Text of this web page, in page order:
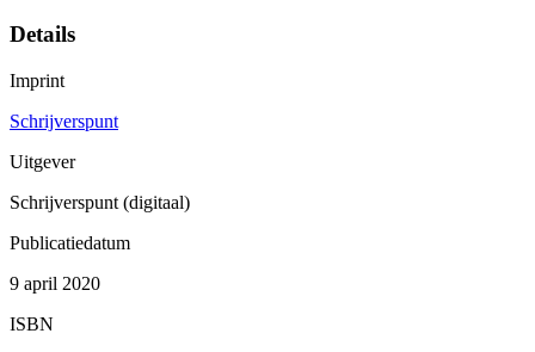
Details
Imprint
Schrijverspunt
Uitgever
Schrijverspunt (digitaal)
Publicatiedatum
9 april 2020
ISBN